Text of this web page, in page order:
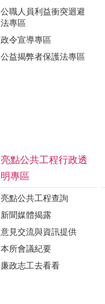
公職人員利益衝突迴避
法專區
政令宣導專區
公益揭弊者保護法專區
亮點公共工程行政透
明專區
亮點公共工程查詢
新聞媒體揭露
意見交流與資訊提供
本所會議紀要
廉政志工去看看